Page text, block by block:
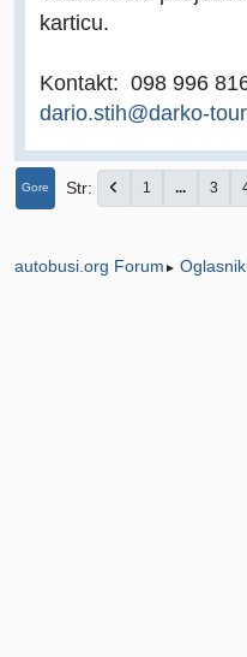
karticu.
Kontakt: 098 996
dario.stih@darko-
Gore Str 1 ... 3
autobusi.org Forum ► Oglasnik